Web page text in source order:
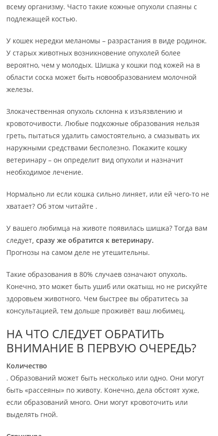
всему организму. Часто такие кожные опухоли спаяны с
подлежащей костью.
У кошек нередки меланомы – разрастания в виде родинок.
У старых животных возникновение опухолей более
вероятно, чем у молодых. Шишка у кошки под кожей на в
области соска может быть новообразованием молочной
железы.
Злокачественная опухоль склонна к изъязвлению и
кровоточивости. Любые подкожные образования нельзя
греть, пытаться удалить самостоятельно, а смазывать их
наружными средствами бесполезно. Покажите кошку
ветеринару – он определит вид опухоли и назначит
необходимое лечение.
Нормально ли если кошка сильно линяет, или ей чего-то не
хватает? Об этом читайте .
У вашего любимца на животе появилась шишка? Тогда вам
следует , сразу же обратится к ветеринару.
Прогнозы на самом деле не утешительны.
Такие образования в 80% случаев означают опухоль.
Конечно, это может быть ушиб или окатыш, но не рискуйте
здоровьем животного. Чем быстрее вы обратитесь за
консультацией, тем дольше проживёт ваш любимец.
НА ЧТО СЛЕДУЕТ ОБРАТИТЬ
ВНИМАНИЕ В ПЕРВУЮ ОЧЕРЕДЬ?
Количество
. Образований может быть несколько или одно. Они могут
быть «рассеяны» по животу. Конечно, дела обстоят хуже,
если образований много. Они могут кровоточить или
выделять гной.